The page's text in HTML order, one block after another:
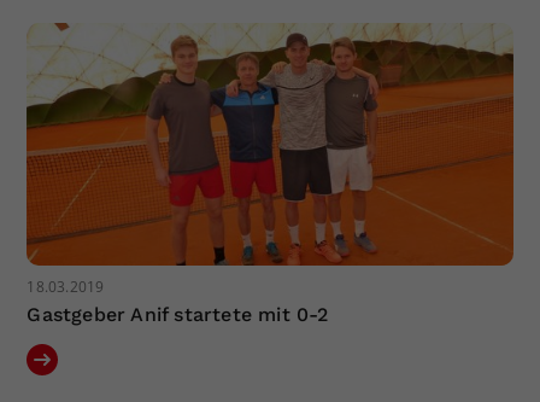
18.03.2019
Gastgeber Anif startete mit 0-2
Zweck
Dieser Wert speichert Ihre Consent-
Einstellungen. Unter anderem eine
zufällig generierte ID, für die
historische Speicherung Ihrer
vorgenommen Einstellungen, falls der
Webseiten-Betreiber dies eingestellt
hat.